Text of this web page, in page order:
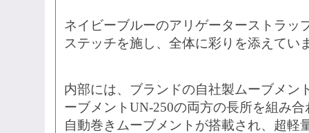
ネイビーブルーのアリゲーターストラッ
ステッチを施し、全体に彩りを添えてい
内部には、ブランドの自社製ムーブメン
ーブメントUN-250の両方の長所を組み
自動巻きムーブメントが搭載され、超軽